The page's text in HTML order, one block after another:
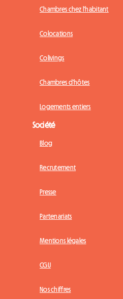
Chambres chez l'habitant
Colocations
Colivings
Chambres d'hôtes
Logements entiers
Société
Blog
Recrutement
Presse
Partenariats
Mentions légales
CGU
Nos chiffres